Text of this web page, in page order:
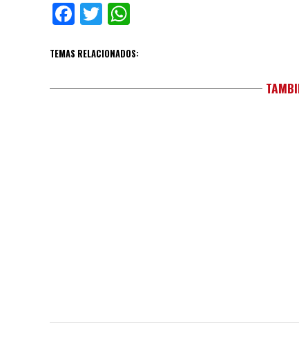
Facebook
Twitter
TEMAS RELACIONADOS: